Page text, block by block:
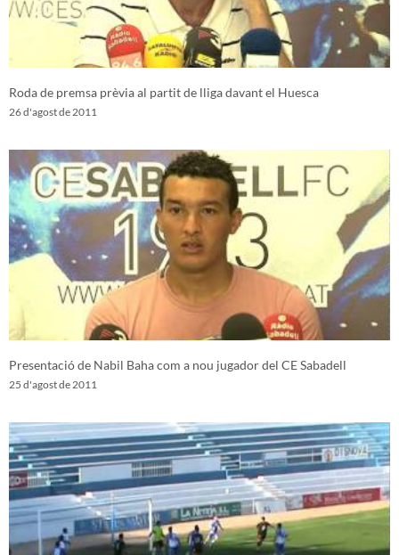
Roda de premsa prèvia al partit de lliga davant el Huesca
26 d'agost de 2011
Presentació de Nabil Baha com a nou jugador del CE Sabadell
25 d'agost de 2011